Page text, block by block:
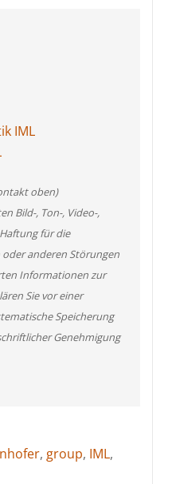
IML
oben)
Bild-, Ton-, Video-,
für die
anderen Störungen
Informationen zur
Sie vor einer
Speicherung
Genehmigung
, group, IML,